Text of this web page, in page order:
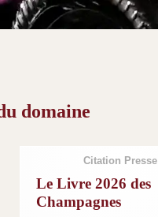
domaine
Citation Presse
Le Livre 2026 des
Champagnes